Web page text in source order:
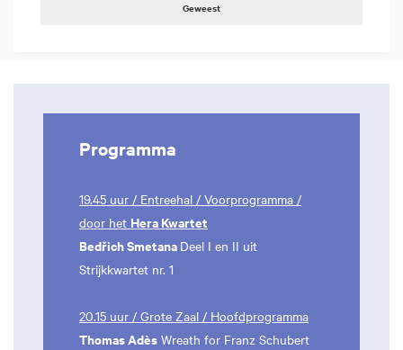
Geweest
Programma
19.45 uur / Entreehal / Voorprogramma /
door het Hera Kwartet
Bedřich Smetana Deel I en II uit
Strijkkwartet nr. 1
20.15 uur / Grote Zaal / Hoofdprogramma
Thomas Adès Wreath for Franz Schubert